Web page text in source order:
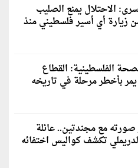
الاحتلال يمنع الصليب
زيارة أي أسير فلسطيني منذ
الفلسطينية: القطاع
بأخطر مرحلة في تاريخه
مع مجندتين.. عائلة
تكشف كواليس اختفائه